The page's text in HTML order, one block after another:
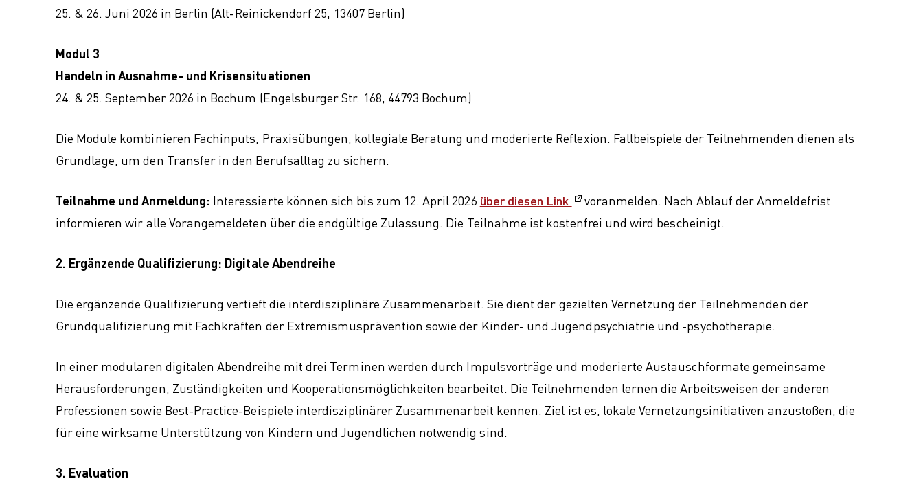
25. & 26. Juni 2026 in Berlin (Alt-Reinickendorf 25, 13407 Berlin)
Modul 3
Handeln in Ausnahme- und Krisensituationen
24. & 25. September 2026 in Bochum (Engelsburger Str. 168, 44793 Bochum)
Die Module kombinieren Fachinputs, Praxisübungen, kollegiale Beratung und moderierte Reflexion. Fallbeispiele der Teilnehmenden dienen als
Grundlage, um den Transfer in den Berufsalltag zu sichern.
Teilnahme und Anmeldung: Interessierte können sich bis zum 12. April 2026 über diesen Link
voranmelden. Nach Ablauf der Anmeldefrist
informieren wir alle Vorangemeldeten über die endgültige Zulassung. Die Teilnahme ist kostenfrei und wird bescheinigt.
2. Ergänzende Qualifizierung: Digitale Abendreihe
Die ergänzende Qualifizierung vertieft die interdisziplinäre Zusammenarbeit. Sie dient der gezielten Vernetzung der Teilnehmenden der
Grundqualifizierung mit Fachkräften der Extremismusprävention sowie der Kinder- und Jugendpsychiatrie und -psychotherapie.
In einer modularen digitalen Abendreihe mit drei Terminen werden durch Impulsvorträge und moderierte Austauschformate gemeinsame
Herausforderungen, Zuständigkeiten und Kooperationsmöglichkeiten bearbeitet. Die Teilnehmenden lernen die Arbeitsweisen der anderen
Professionen sowie Best-Practice-Beispiele interdisziplinärer Zusammenarbeit kennen. Ziel ist es, lokale Vernetzungsinitiativen anzustoßen, die
für eine wirksame Unterstützung von Kindern und Jugendlichen notwendig sind.
3. Evaluation